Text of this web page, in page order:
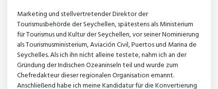
Marketing und stellvertretender Direktor der
Tourismusbehörde der Seychellen, spätestens als Ministerium
für Tourismus und Kultur der Seychellen, vor seiner Nominierung
als Tourismusministerium, Aviación Civil, Puertos und Marina de
Seychelles. Als ich ihn nicht alleine testete, nahm ich an der
Gründung der Indischen Ozeaninseln teil und wurde zum
Chefredakteur dieser regionalen Organisation ernannt.
Anschließend habe ich meine Kandidatur für die Konvertierung